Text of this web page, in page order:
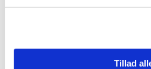
Tillad
bliver medlemmer af
få bonus. Det vil sige, at hvis